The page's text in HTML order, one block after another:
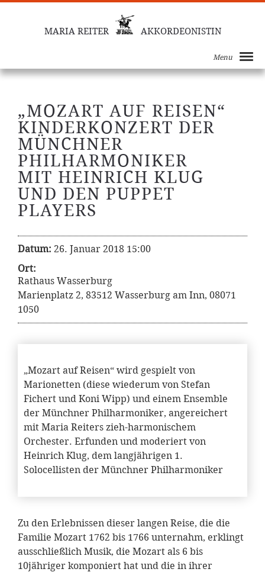
MARIA REITER AKKORDEONISTIN
Menu
„MOZART AUF REISEN“
KINDERKONZERT DER
MÜNCHNER
PHILHARMONIKER
MIT HEINRICH KLUG
UND DEN PUPPET
PLAYERS
Datum: 26. Januar 2018 15:00
Ort:
Rathaus Wasserburg
Marienplatz 2, 83512 Wasserburg am Inn, 08071
1050
„Mozart auf Reisen“ wird gespielt von
Marionetten (diese wiederum von Stefan
Fichert und Koni Wipp) und einem Ensemble
der Münchner Philharmoniker, angereichert
mit Maria Reiters zieh-harmonischem
Orchester. Erfunden und moderiert von
Heinrich Klug, dem langjährigen 1.
Solocellisten der Münchner Philharmoniker
Zu den Erlebnissen dieser langen Reise, die die
Familie Mozart 1762 bis 1766 unternahm, erklingt
ausschließlich Musik, die Mozart als 6 bis
10jähriger komponiert hat und die in ihrer